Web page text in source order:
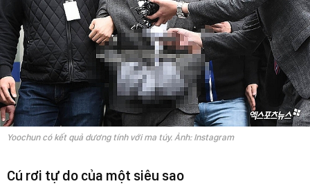
Yoochun có kết quả dương tính với ma túy. Ảnh: Instagram
Cú rơi tự do của một siêu sao